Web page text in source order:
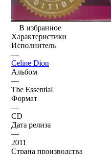
В избранное
Характеристики
Исполнитель
—
Celine Dion
Альбом
—
The Essential
Формат
—
CD
Дата релиза
—
2011
Страна производства